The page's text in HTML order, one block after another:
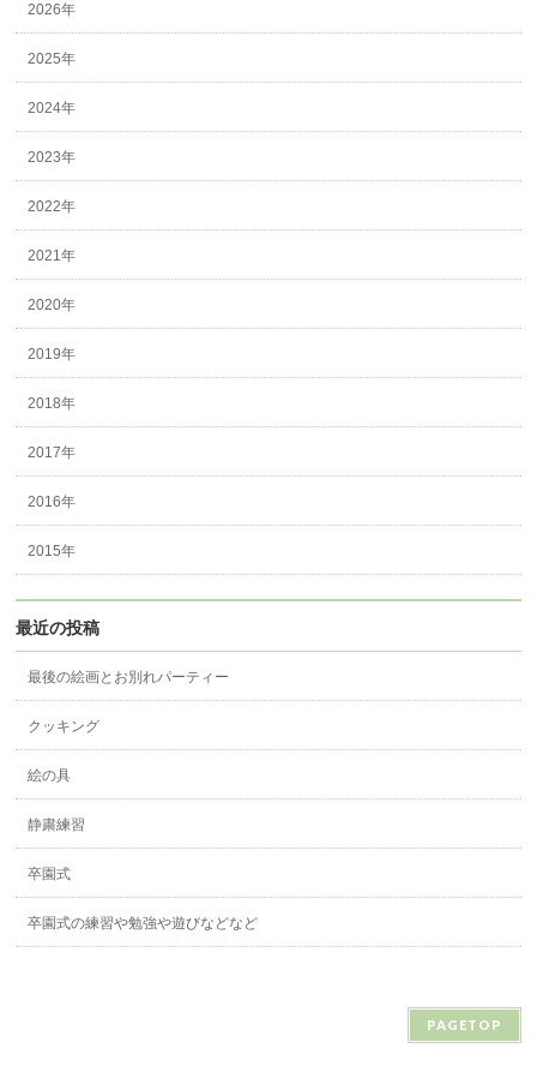
2026年
2025年
2024年
2023年
2022年
2021年
2020年
2019年
2018年
2017年
2016年
2015年
最近の投稿
最後の絵画とお別れパーティー
クッキング
絵の具
静粛練習
卒園式
卒園式の練習や勉強や遊びなどなど
PAGETOP